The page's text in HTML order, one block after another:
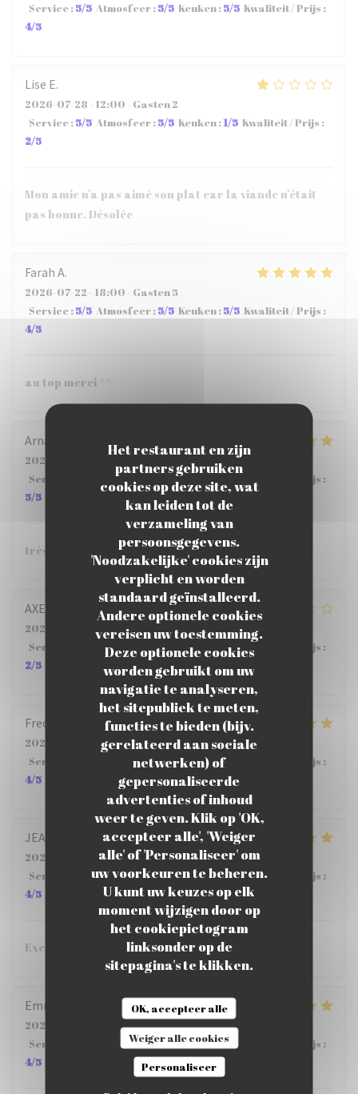
Het restaurant en zijn
partners gebruiken
cookies op deze site, wat
kan leiden tot de
verzameling van
persoonsgegevens.
'Noodzakelijke' cookies zijn
verplicht en worden
standaard geïnstalleerd.
Andere optionele cookies
vereisen uw toestemming.
Deze optionele cookies
worden gebruikt om uw
navigatie te analyseren,
het sitepubliek te meten,
functies te bieden (bijv.
gerelateerd aan sociale
netwerken) of
gepersonaliseerde
advertenties of inhoud
weer te geven. Klik op 'OK,
accepteer alle', 'Weiger
alle' of 'Personaliseer' om
uw voorkeuren te beheren.
U kunt uw keuzes op elk
moment wijzigen door op
het cookiepictogram
linksonder op de
sitepagina's te klikken.
OK, accepteer alle
Weiger alle cookies
Personaliseer
Service :5/5 Atmosfeer:5/5 Keuken:5/5 Kwaliteit / Prijs :
4/5
Lise E
2026-07-28 - 12:00 - Gasten 2
Service :5/5 Atmosfeer:5/5 Keuken:1/5 Kwaliteit / Prijs :
2/5
Mon amie n’a pas aimé son plat car la viande n’était
pas bonne. Désolée
Farah A
2026-07-22 - 18:00 - Gasten 5
Service :5/5 Atmosfeer:5/5 Keuken:5/5 Kwaliteit / Prijs :
4/5
au top merci ^^
Arnaud
2026-07-29
Service
Atmosfeer Keuken Kwaliteit / Prijs :
5/5
très bien.
AXELLE
2026-07-22
- 12:15 - Gasten 4
Service
Atmosfeer 3/5 Keuken 4/5 Kwaliteit / Prijs :
2/5
Frederic
2026-07-23
- 12:00 - Gasten 5
Service
Atmosfeer:5/5 Keuken:4 Kwaliteit / Prijs :
4/5
JEAN PHILIPPE S
2026-07-23
- 12:15 - Gasten 6
Service
/5 Atmosfeer:5/5 Keuken:5/5 Kwaliteit / Prijs :
4/5
Excellent restaurant !!!
Emmanuel
2026-07-24
- 12:15 - Gasten 3
Service
Atmosfeer:5/5 Keuken:5 /5 Kwaliteit / Prijs :
4/5